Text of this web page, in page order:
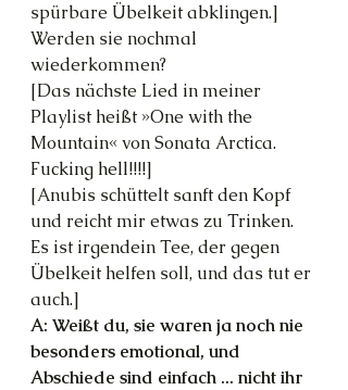
spürbare Übelkeit abklingen.]
Werden sie nochmal
wiederkommen?
[Das nächste Lied in meiner
Playlist heißt »One with the
Mountain« von Sonata Arctica.
Fucking hell!!!!]
[Anubis schüttelt sanft den Kopf
und reicht mir etwas zu Trinken.
Es ist irgendein Tee, der gegen
Übelkeit helfen soll, und das tut er
auch.]
A: Weißt du, sie waren ja noch nie
besonders emotional, und
Abschiede sind einfach ... nicht ihr